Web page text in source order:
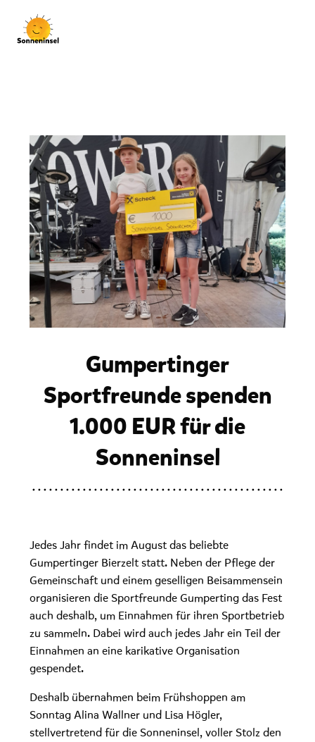
Gumpertinger
Sportfreunde spenden
1.000 EUR für die
Sonneninsel
Jedes Jahr findet im August das beliebte
Gumpertinger Bierzelt statt. Neben der Pflege der
Gemeinschaft und einem geselligen Beisammensein
organisieren die Sportfreunde Gumperting das Fest
auch deshalb, um Einnahmen für ihren Sportbetrieb
zu sammeln. Dabei wird auch jedes Jahr ein Teil der
Einnahmen an eine karikative Organisation
gespendet.
Deshalb übernahmen beim Frühshoppen am
Sonntag Alina Wallner und Lisa Högler,
stellvertretend für die Sonneninsel, voller Stolz den